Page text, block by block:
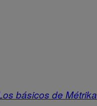
básicos de Métrika